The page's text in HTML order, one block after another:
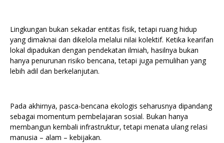
Lingkungan bukan sekadar entitas fisik, tetapi ruang hidup
yang dimaknai dan dikelola melalui nilai kolektif. Ketika kearifan
lokal dipadukan dengan pendekatan ilmiah, hasilnya bukan
hanya penurunan risiko bencana, tetapi juga pemulihan yang
lebih adil dan berkelanjutan.
Pada akhirnya, pasca-bencana ekologis seharusnya dipandang
sebagai momentum pembelajaran sosial. Bukan hanya
membangun kembali infrastruktur, tetapi menata ulang relasi
manusia – alam – kebijakan.